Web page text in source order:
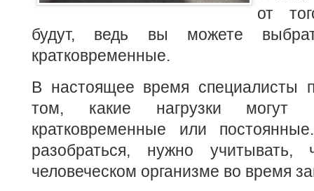
от
будут, ведь вы можете
кратковременные.
В настоящее время специалисты
том, какие нагрузки могут
кратковременные или
разобраться, нужно учитывать,
человеческом организме во время